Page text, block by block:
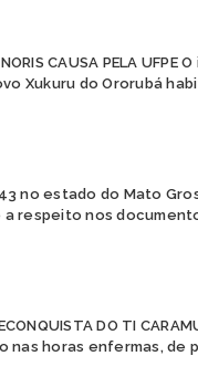
CAUSA PELA
Xukuru do Ororubá
no estado do Mato
a respeito nos
DO TI
horas enfermas, de